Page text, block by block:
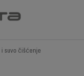
i suvo čišćenje